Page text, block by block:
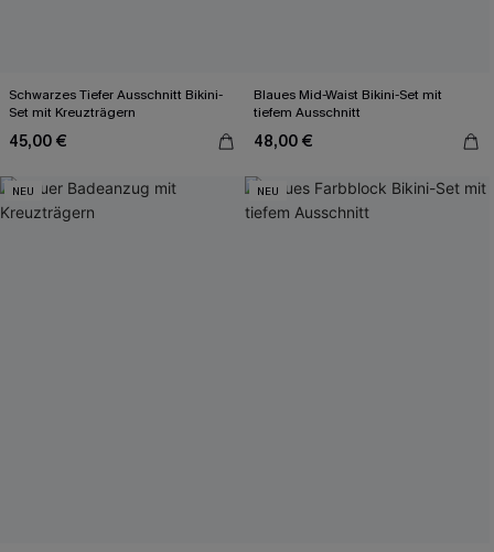
Schwarzes Tiefer Ausschnitt Bikini-
Set mit Kreuzträgern
45,00 €
Blaues Mid-Waist Bikini-Set mit
tiefem Ausschnitt
48,00 €
NEU NEU